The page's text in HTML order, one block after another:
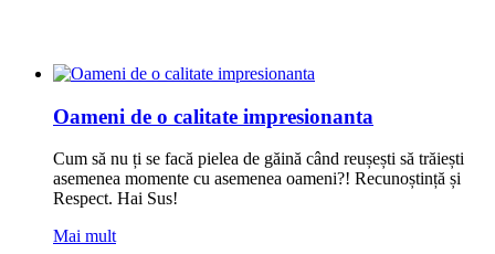
Oameni de o calitate impresionanta
Cum să nu ți se facă pielea de găină când reușești să trăiești
asemenea momente cu asemenea oameni?! Recunoștință și
Respect. Hai Sus!
Mai mult